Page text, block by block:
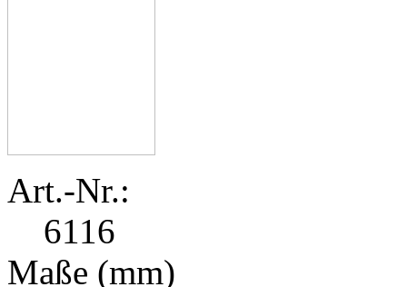
Art.-Nr.:
6116
Maße (mm)